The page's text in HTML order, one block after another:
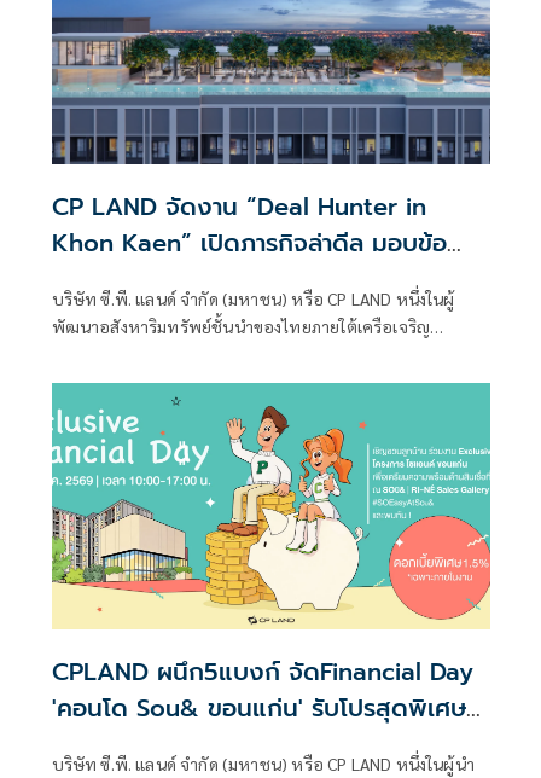
CP LAND จัดงาน “Deal Hunter in
Khon Kaen” เปิดภารกิจล่าดีล มอบข้อ
เสนอสุดพิเศษจากโครงการคอนโด รีเน่-โซ
แอนด์ ขอนแก่น 1-7 มิ.ย.นี้ ที่เซ็นทรัล
บริษัท ซี.พี. แลนด์ จำกัด (มหาชน) หรือ CP LAND หนึ่งในผู้
พัฒนาอสังหาริมทรัพย์ชั้นนำของไทยภายใต้เครือเจริญ
ขอนแก่น ร่วม “CP LAND Deal Hunter ภารกิจล่าดีลคอนโด RI-
NÉ และ SOū&” ที่บูธกิจกรรม ชั้น G ศูนย์การค้าเซ็นทรัล
ขอนแก่น แคมปัส ตั้งแต่ วันนี้ –7 มิถุนายน 2569 พร้อม
โปรโมชัน “จองปุ๊บ ช็อปเลย”
CPLAND ผนึก5แบงก์ จัดFinancial Day
'คอนโด Sou& ขอนแก่น' รับโปรสุดพิเศษ
บริษัท ซี.พี. แลนด์ จำกัด (มหาชน) หรือ CP LAND หนึ่งในผู้นำ